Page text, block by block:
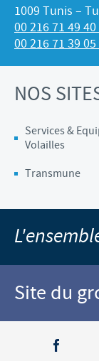
1009 Tunis –
00 216 71 49
00 216 71 39
NOS
Services &
Volailles
Transmune
Site du